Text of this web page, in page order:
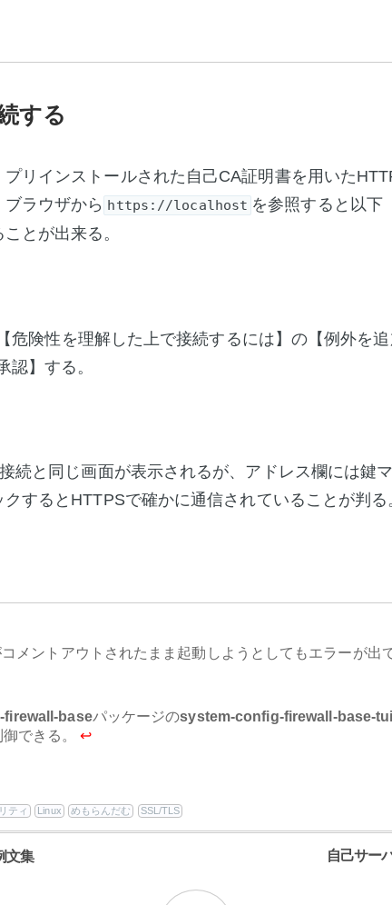
する
リインストールされた自己CA証明書を用いた
ラウザから https://localhost を参照すると以下
とが出来る。
危険性を理解した上で接続するには】の【例外を
認】する。
続と同じ画面が表示されるが、アドレス欄には鍵
するとHTTPSで確かに通信されていることが判る
メントアウトされたまま起動しようとしてもエラーが出
baseパッケージのsystem-config-firewall-base-tui
御できる。↩
ティ Linux めもらんだむ SSL/TLS
文集 自己サー